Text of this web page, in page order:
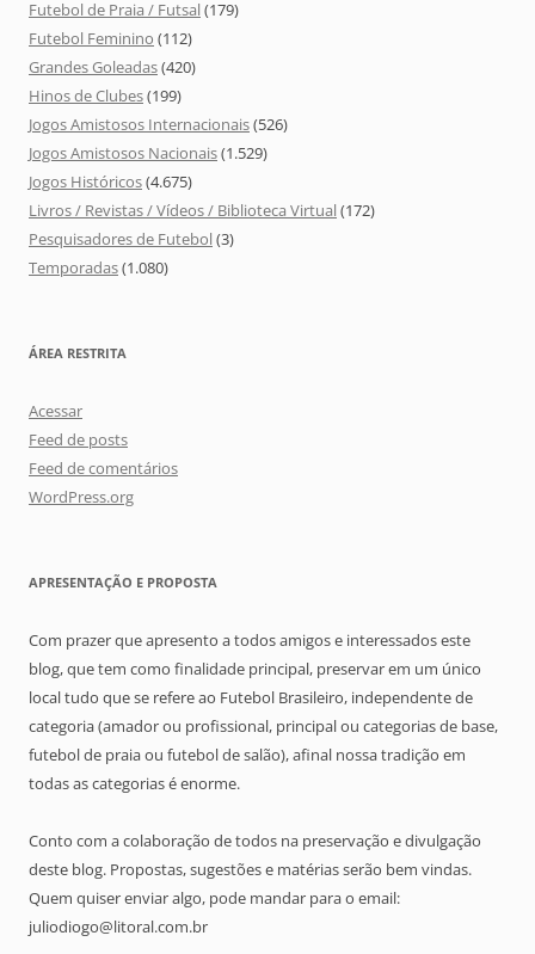
Futebol de Praia / Futsal(179)
Futebol Feminino (112)
Grandes Goleadas(420)
Hinos de Clubes(199)
Jogos Amistosos Internacionais(526)
Jogos Amistosos Nacionais(1.529)
Jogos Históricos(4.675)
Livros / Revistas / Vídeos / Biblioteca Virtual(172)
Pesquisadores de Futebol(3)
Temporadas(1.080)
ÁREA RESTRITA
Acessar
Feed de posts
Feed de comentários
WordPress.org
APRESENTAÇÃO E PROPOSTA
Com prazer que apresento a todos amigos e interessados este
blog, que tem como finalidade principal, preservar em um único
local tudo que se refere ao Futebol Brasileiro, independente de
categoria (amador ou profissional, principal ou categorias de base,
futebol de praia ou futebol de salão), afinal nossa tradição em
todas as categorias é enorme.
Conto com a colaboração de todos na preservação e divulgação
deste blog. Propostas, sugestões e matérias serão bem vindas.
Quem quiser enviar algo, pode mandar para o email:
juliodiogo@litoral.com.br